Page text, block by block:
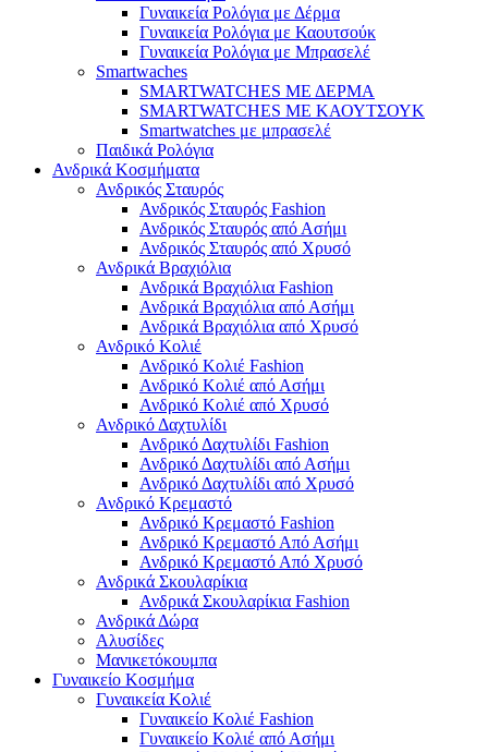
Γυναικεία Ρολόγια με Δέρμα
Γυναικεία Ρολόγια με Καουτσούκ
Γυναικεία Ρολόγια με Μπρασελέ
Smartwaches
SMARTWATCHES ΜΕ ΔΕΡΜΑ
SMARTWATCHES ΜΕ ΚΑΟΥΤΣΟΥΚ
Smartwatches με μπρασελέ
Παιδικά Ρολόγια
Ανδρικά Κοσμήματα
Ανδρικός Σταυρός
Ανδρικός Σταυρός Fashion
Ανδρικός Σταυρός από Ασήμι
Ανδρικός Σταυρός από Χρυσό
Ανδρικά Βραχιόλια
Ανδρικά Βραχιόλια Fashion
Ανδρικά Βραχιόλια από Ασήμι
Ανδρικά Βραχιόλια από Χρυσό
Ανδρικό Κολιέ
Ανδρικό Κολιέ Fashion
Ανδρικό Κολιέ από Ασήμι
Ανδρικό Κολιέ από Χρυσό
Ανδρικό Δαχτυλίδι
Ανδρικό Δαχτυλίδι Fashion
Ανδρικό Δαχτυλίδι από Ασήμι
Ανδρικό Δαχτυλίδι από Χρυσό
Ανδρικό Κρεμαστό
Ανδρικό Κρεμαστό Fashion
Ανδρικό Κρεμαστό Από Ασήμι
Ανδρικό Κρεμαστό Από Χρυσό
Ανδρικά Σκουλαρίκια
Ανδρικά Σκουλαρίκια Fashion
Ανδρικά Δώρα
Αλυσίδες
Μανικετόκουμπα
Γυναικείο Κοσμήμα
Γυναικεία Κολιέ
Γυναικείο Κολιέ Fashion
Γυναικείο Κολιέ από Ασήμι